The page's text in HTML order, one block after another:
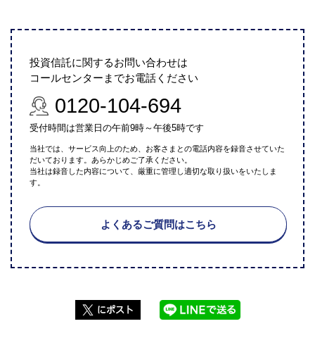
投資信託に関するお問い合わせは
コールセンターまでお電話ください
0120-104-694
受付時間は営業日の午前9時～午後5時です
当社では、サービス向上のため、お客さまとの電話内容を録音させていた
だいております。あらかじめご了承ください。
当社は録音した内容について、厳重に管理し適切な取り扱いをいたしま
す。
よくあるご質問はこちら